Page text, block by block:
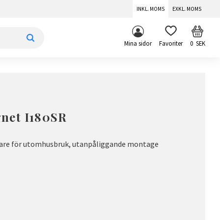
INKL. MOMS EXKL. MOMS
Mina sidor FAVORITER 0SEK
I180SR
för utomhusbruk, utanpåliggande montage